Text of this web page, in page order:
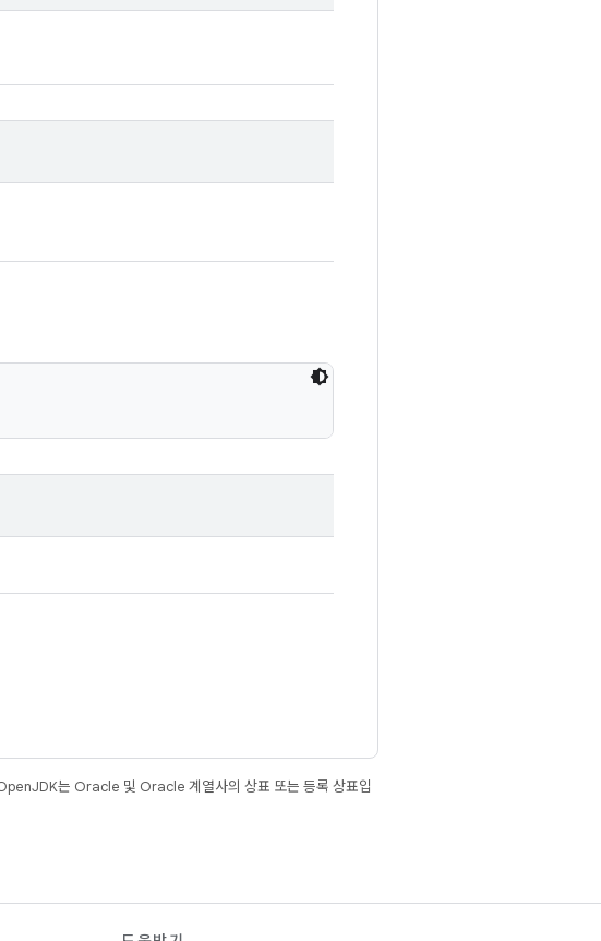
는 Oracle 및 Oracle 계열사의 상표 또는 등록 상표입